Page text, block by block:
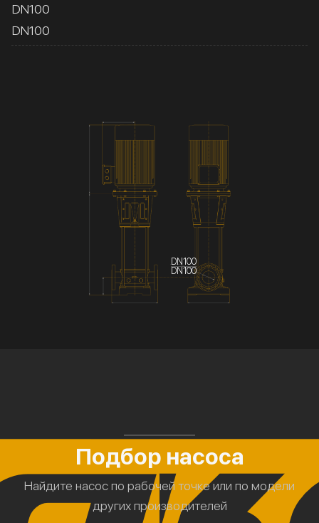
DN100
DN100
DN100
DN100
Подбор насоса
Найдите насос по рабочей точке или по модели
других производителей